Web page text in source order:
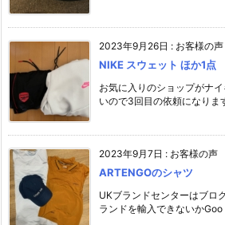
2023年9月26日 : お客様の声
NIKE スウェット ほか1点
お気に入りのショップがナ
いので3回目の依頼になりま
2023年9月7日 : お客様の声
ARTENGOのシャツ
UKブランドセンターはブロ
ランドを輸入できないかGoo